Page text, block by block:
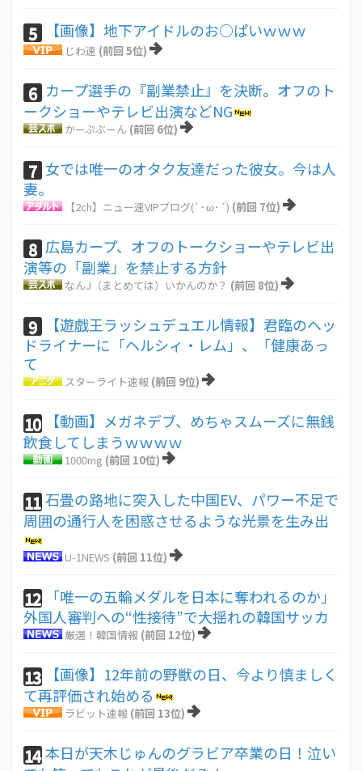
5 【画像】地下アイドルのお○ぱいｗｗｗ
じわ速 (前回 5位)
6 カープ選手の『副業禁止』を決断。オフのト
ークショーやテレビ出演などNG
かーぷぶーん (前回 6位)
7 女では唯一のオタク友達だった彼女。今は人
妻。
【2ch】ニュー速VIPブログ(`･ω･´) (前回 7位)
8 広島カープ、オフのトークショーやテレビ出
演等の「副業」を禁止する方針
なんJ（まとめては）いかんのか？ (前回 8位)
9
【遊戯王ラッシュデュエル情報】君臨のヘッ
ドライナーに「ヘルシィ・レム」、「健康あっ
て
スターライト速報 (前回 9位)
10
【動画】メガネデブ、めちゃスムーズに無銭
飲食してしまうｗｗｗｗ
1000mg (前回 10位)
11石畳の路地に突入した中国EV、パワー不足で
周囲の通行人を困惑させるような光景を生み出
U-1NEWS (前回 11位)
12
「唯一の五輪メダルを日本に奪われるのか」
外国人審判への“性接待”で大揺れの韓国サッカ
厳選！韓国情報 (前回 12位)
13
【画像】12年前の野獣の日、今より慎ましく
て再評価され始める
ラビット速報 (前回 13位)
14本日が天木じゅんのグラビア卒業の日！泣い